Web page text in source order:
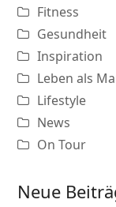
Fitness
Gesundheit
Inspiration
Leben als
Lifestyle
News
On Tour
Neue